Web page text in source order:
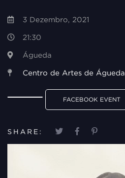
3 Dezembro, 2021
21:30
Águeda
Centro de Artes de Águeda
FACEBOOK EVENT
SHARE: